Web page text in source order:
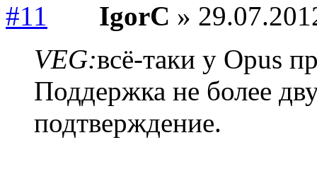
IgorC »
VEG:всё-таки у Opus
Поддержка не более
подтверждение.